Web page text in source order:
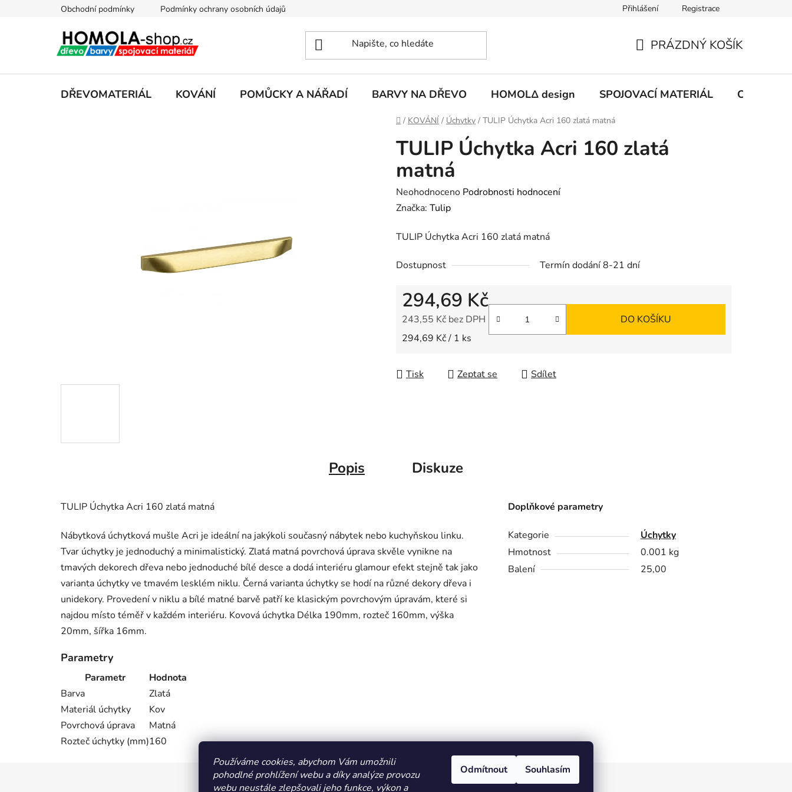
Používáme cookies, abychom Vám umožnili
pohodlné prohlížení webu a díky analýze provozu
webu neustále zlepšovali jeho funkce, výkon a
Odmítnout Souhlasím
Obchodní podmínky Podmínky ochrany osobních údajů Přihlášení Registrace
KOŠÍK
PRÁZDNÝ KOŠÍK
DŘEVOMATERIÁL KOVÁNÍ POMŮCKY A NÁŘADÍ BARVY NA DŘEVO HOMOLΔ design SPOJOVACÍ MATERIÁL CHEMIE
Domů
/ KOVÁNÍ / Úchytky / TULIP Úchytka Acri 160 zlatá matná
TULIP Úchytka Acri 160 zlatá
matná
Průměrné
hodnocení
je
z
hvězdiček.
Neohodnoceno Podrobnosti hodnocení
Značka: Tulip
TULIP Úchytka Acri 160 zlatá matná
Dostupnost Termín dodání 8-21 dní
294,69 Kč
243,55 Kč bez DPH
Měrná cena:
294,69 Kč / 1 ks
DO KOŠÍKU
Tisk Zeptat se Sdílet
Popis Diskuze
TULIP Úchytka Acri 160 zlatá matná
Nábytková úchytková mušle Acri je ideální na jakýkoli současný nábytek nebo kuchyňskou linku.
Tvar úchytky je jednoduchý a minimalistický. Zlatá matná povrchová úprava skvěle vynikne na
tmavých dekorech dřeva nebo jednoduché bílé desce a dodá interiéru glamour efekt stejně tak jako
varianta úchytky ve tmavém lesklém niklu. Černá varianta úchytky se hodí na různé dekory dřeva i
unidekory. Provedení v niklu a bílé matné barvě patří ke klasickým povrchovým úpravám, které si
najdou místo téměř v každém interiéru. Kovová úchytka Délka 190mm, rozteč 160mm, výška
20mm, šířka 16mm.
Parametry
Parametr
Hodnota
Barva
Zlatá
Materiál úchytky
Kov
Povrchová úprava
Matná
Rozteč úchytky (mm)160
Doplňkové parametry
Kategorie
Úchytky
Hmotnost
0.001 kg
Balení
25,00